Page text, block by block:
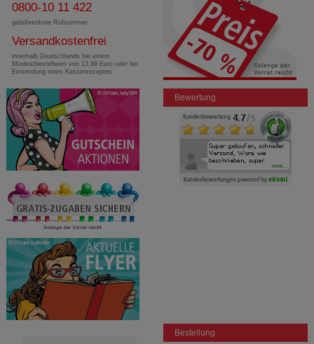
0800-10 11 422
gebührenfreie Rufnummer
Versandkostenfrei
innerhalb Deutschlands bei einem
Mindestbestellwert von 13,99 Euro oder bei
Einsendung eines Kassenrezeptes
Bewertung
Bestellung